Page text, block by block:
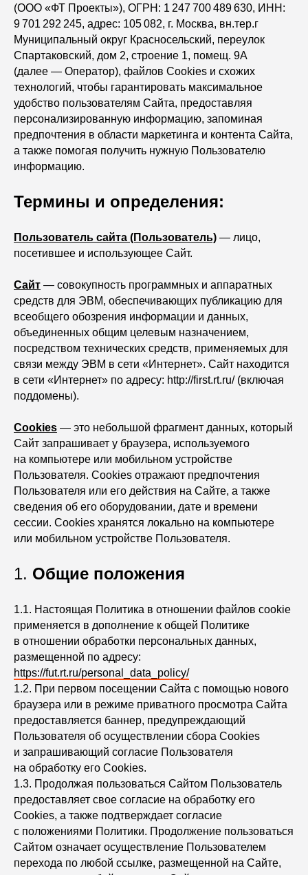
(ООО «ФТ Проекты»), ОГРН: 1 247 700 489 630, ИНН:
9 701 292 245, адрес: 105 082, г. Москва, вн.тер.г
Муниципальный округ Красносельский, переулок
Спартаковский, дом 2, строение 1, помещ. 9А
(далее — Оператор), файлов Сookies и схожих
технологий, чтобы гарантировать максимальное
удобство пользователям Сайта, предоставляя
персонализированную информацию, запоминая
предпочтения в области маркетинга и контента Сайта,
а также помогая получить нужную Пользователю
информацию.
Термины и определения:
Пользователь сайта (Пользователь) — лицо,
посетившее и использующее Сайт.
Сайт — совокупность программных и аппаратных
средств для ЭВМ, обеспечивающих публикацию для
всеобщего обозрения информации и данных,
объединенных общим целевым назначением,
посредством технических средств, применяемых для
связи между ЭВМ в сети «Интернет». Сайт находится
в сети «Интернет» по адресу: http://first.rt.ru/ (включая
поддомены).
Cookies — это небольшой фрагмент данных, который
Сайт запрашивает у браузера, используемого
на компьютере или мобильном устройстве
Пользователя. Cookies отражают предпочтения
Пользователя или его действия на Сайте, а также
сведения об его оборудовании, дате и времени
сессии. Сookies хранятся локально на компьютере
или мобильном устройстве Пользователя.
1. Общие положения
1.1. Настоящая Политика в отношении файлов cookie
применяется в дополнение к общей Политике
в отношении обработки персональных данных,
размещенной по адресу:
https://fut.rt.ru/personal_data_policy/
1.2. При первом посещении Сайта с помощью нового
браузера или в режиме приватного просмотра Сайта
предоставляется баннер, предупреждающий
Пользователя об осуществлении сбора Сookies
и запрашивающий согласие Пользователя
на обработку его Сookies.
1.3. Продолжая пользоваться Сайтом Пользователь
предоставляет свое согласие на обработку его
Сookies, а также подтверждает согласие
с положениями Политики. Продолжение пользоваться
Сайтом означает осуществление Пользователем
перехода по любой ссылке, размещенной на Сайте,